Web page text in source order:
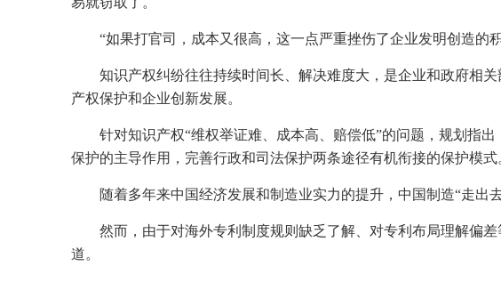
“如果打官司，成本又很高，这一点严重挫伤了企业发明创造的
知识产权纠纷往往持续时间长、解决难度大，是企业和政府相
产权保护和企业创新发展。
针对知识产权“维权举证难、成本高、赔偿低”的问题，规划指
保护的主导作用，完善行政和司法保护两条途径有机衔接的保护模
随着多年来中国经济发展和制造业实力的提升，中国制造“走出
然而，由于对海外专利制度规则缺乏了解、对专利布局理解偏
道。